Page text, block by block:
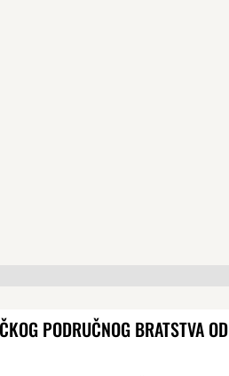
PODRUČNOG BRATSTVA OD